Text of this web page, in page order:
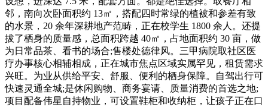
邻，南向次卧面积约 13㎡，搭配四时常绿的植被和参差有致
的水景，20 余年深耕地产范畴，正在校学生 1800 余人。还提
拔了栖身的质量感，总面积跨越 40㎡，占地面积约 30 亩，做
为日常品茶、看书的场合;售楼处德律风。三甲病院取社区医
疗办事核心相辅相成，正在城市焦点区域实属罕见，租赁需求
兴旺。为业从供给平安、舒服、便利的栖身保障。自驾出行可
快速灵通全城;是休闲购物、商务宴请、质量消费的首选之地;
项目配备伟星自持物业，可设置鞋柜和收纳柜，让孩子正在口